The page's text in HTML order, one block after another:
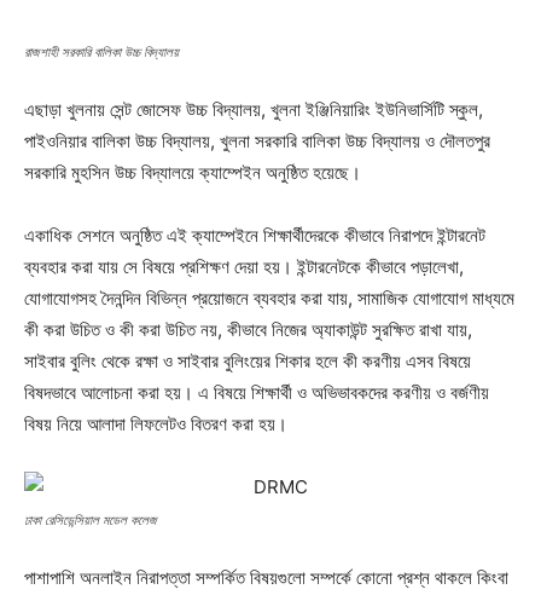
রাজশাহী সরকারি বালিকা উচ্চ বিদ্যালয়
এছাড়া খুলনায় সেন্ট জোসেফ উচ্চ বিদ্যালয়, খুলনা ইঞ্জিনিয়ারিং ইউনিভার্সিটি স্কুল,
পাইওনিয়ার বালিকা উচ্চ বিদ্যালয়, খুলনা সরকারি বালিকা উচ্চ বিদ্যালয় ও দৌলতপুর
সরকারি মুহসিন উচ্চ বিদ্যালয়ে ক্যাম্পেইন অনুষ্ঠিত হয়েছে।
একাধিক সেশনে অনুষ্ঠিত এই ক্যাম্পেইনে শিক্ষার্থীদেরকে কীভাবে নিরাপদে ইন্টারনেট
ব্যবহার করা যায় সে বিষয়ে প্রশিক্ষণ দেয়া হয়। ইন্টারনেটকে কীভাবে পড়ালেখা,
যোগাযোগসহ দৈনন্দিন বিভিন্ন প্রয়োজনে ব্যবহার করা যায়, সামাজিক যোগাযোগ মাধ্যমে
কী করা উচিত ও কী করা উচিত নয়, কীভাবে নিজের অ্যাকাউন্ট সুরক্ষিত রাখা যায়,
সাইবার বুলিং থেকে রক্ষা ও সাইবার বুলিংয়ের শিকার হলে কী করণীয় এসব বিষয়ে
বিষদভাবে আলোচনা করা হয়। এ বিষয়ে শিক্ষার্থী ও অভিভাবকদের করণীয় ও বর্জণীয়
বিষয় নিয়ে আলাদা লিফলেটও বিতরণ করা হয়।
ঢাকা রেসিডেন্সিয়াল মডেল কলেজ
পাশাপাশি অনলাইন নিরাপত্তা সম্পর্কিত বিষয়গুলো সম্পর্কে কোনো প্রশ্ন থাকলে কিংবা